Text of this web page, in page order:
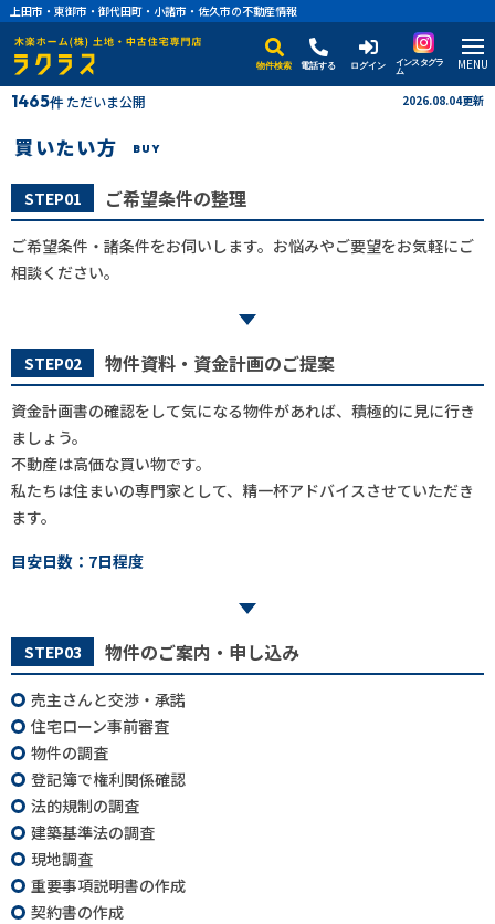
上田市・東御市・御代田町・小諸市・佐久市の不動産情報
物件検索 電話する ログイン
インスタグラ
ム
MENU
1465件ただいま公開 2026.08.04更新
買いたい方 BUY
STEP01 ご希望条件の整理
ご希望条件・諸条件をお伺いします。お悩みやご要望をお気軽にご
相談ください。
STEP02 物件資料・資金計画のご提案
資金計画書の確認をして気になる物件があれば、積極的に見に行き
ましょう。
不動産は高価な買い物です。
私たちは住まいの専門家として、精一杯アドバイスさせていただき
ます。
目安日数：7日程度
STEP03 物件のご案内・申し込み
売主さんと交渉・承諾
住宅ローン事前審査
物件の調査
登記簿で権利関係確認
法的規制の調査
建築基準法の調査
現地調査
重要事項説明書の作成
契約書の作成